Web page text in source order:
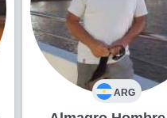
ARG